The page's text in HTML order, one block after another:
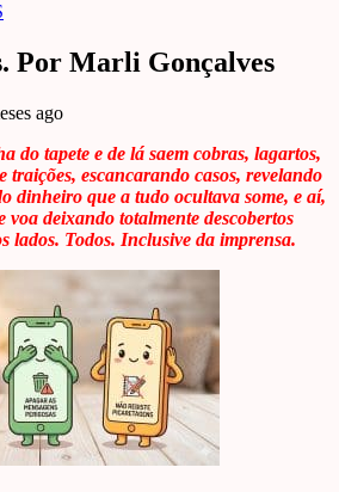
Por Marli Gonçalves
ago
do tapete e de lá saem cobras, lagartos,
escancarando casos, revelando
dinheiro que a tudo ocultava some, e aí,
voa deixando totalmente descobertos
lados. Todos. Inclusive da imprensa.